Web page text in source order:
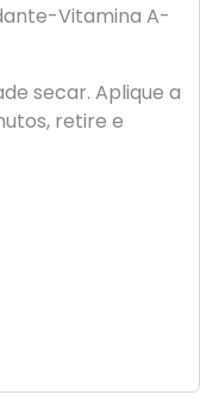
Vitamina A-
secar. Aplique a
retire e